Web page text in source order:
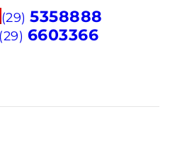
(29) 5358888
6603366